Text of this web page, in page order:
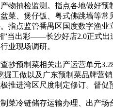
抽检监测。指点各地做好预
菜、煲仔饭、粤式佛跳墙等
指点监管番禺区国度数字渔业
”当出彩——长沙好店2.0正式
业现场调研。
预制菜相关出产运营单元
掘工做以及广东预制菜品牌营
推进湾区尺度制定修订。督
冷链储存运输办理、出产场